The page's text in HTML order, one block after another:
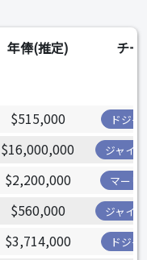
年俸(推定) チー
$515,000 ドジャ
$16,000,000 ジャイ
$2,200,000 マーリ
$560,000 ジャイ
$3,714,000 ドジャ